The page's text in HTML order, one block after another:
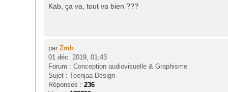
Kab, ça va, tout va bien ???
par Zmb
01 déc. 2019, 01:43
Forum : Conception audiovisuelle & Graphisme
Sujet : Teenjaa Design
Réponses : 236